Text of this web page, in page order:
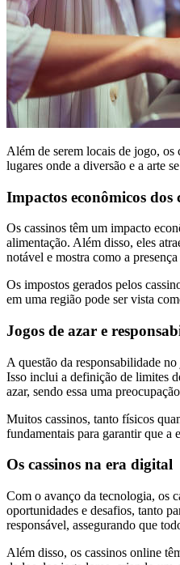
Além de serem locais de jogo, os
lugares onde a diversão e a arte
Impactos econômicos dos
Os cassinos têm um impacto
alimentação. Além disso, eles
notável e mostra como a
Os impostos gerados pelos
em uma região pode ser vista
Jogos de azar e
A questão da responsabilidade
Isso inclui a definição de limites
azar, sendo essa uma
Muitos cassinos, tanto físicos
fundamentais para garantir que a
Os cassinos na era digital
Com o avanço da tecnologia, os
oportunidades e desafios, tanto
responsável, assegurando que
Além disso, os cassinos online